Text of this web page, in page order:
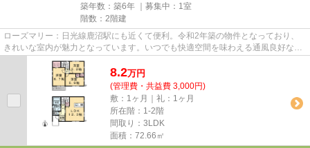
築年数：築6年 ｜募集中： 1室
階数：2階建
ローズマリー：日光線鹿沼駅にも近くて便利。令和2年築の物件となっており、
きれいな室内が魅力となっています。いつでも快適空間を味わえる通風良好な気
持ちよい物件。こちらの物件は...
8.2万円
(管理費・共益費 3,000円)
敷：1ヶ月｜礼：1ヶ月
所在階：1-2階
間取り：3LDK
面積：72.66㎡